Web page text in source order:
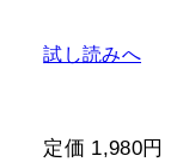
試し読みへ
定価 1,980円